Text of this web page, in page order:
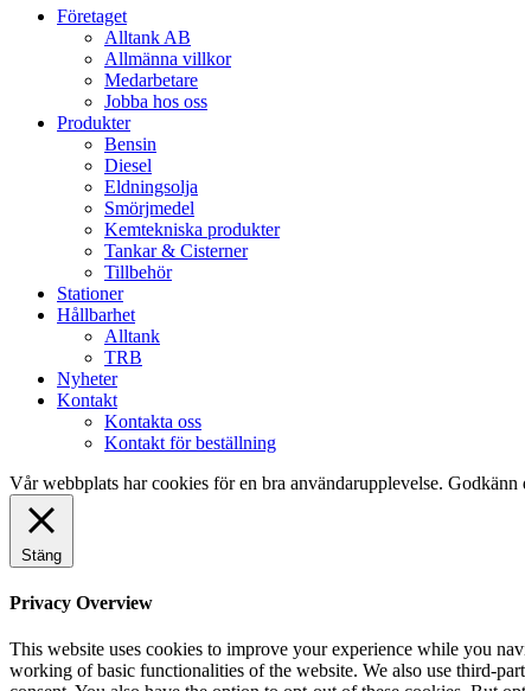
Close
Företaget
Alltank AB
Allmänna villkor
Medarbetare
Jobba hos oss
Produkter
Bensin
Diesel
Eldningsolja
Smörjmedel
Kemtekniska produkter
Tankar & Cisterner
Tillbehör
Stationer
Hållbarhet
Alltank
TRB
Nyheter
Kontakt
Kontakta oss
Kontakt för beställning
Vår webbplats har cookies för en bra användarupplevelse.
Stäng
Privacy Overview
This website uses cookies to improve your experience while you
working of basic functionalities of the website. We also use third-